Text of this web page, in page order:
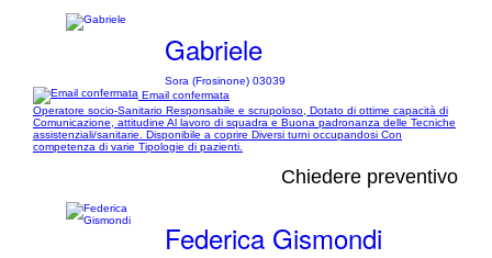
Gabriele
Sora (Frosinone) 03039
Email confermata
Operatore socio-Sanitario Responsabile e scrupoloso, Dotato di ottime capacità di
Comunicazione, attitudine Al lavoro di squadra e Buona padronanza delle Tecniche
assistenziali/sanitarie. Disponibile a coprire Diversi turni occupandosi Con
competenza di varie Tipologie di pazienti.
Chiedere preventivo
Federica Gismondi